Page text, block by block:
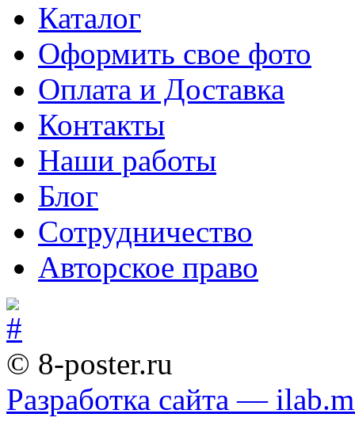
Каталог
Оформить свое фото
Оплата и Доставка
Контакты
Наши работы
Блог
Сотрудничество
Авторское право
© 8-poster.ru
Разработка сайта —